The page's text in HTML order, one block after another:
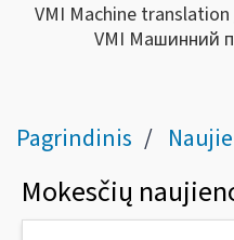
VMI Machine
VMI Машинний
Pagrindinis
Mokesčių